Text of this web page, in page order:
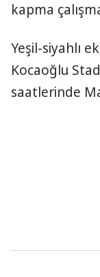
kapma
Yeşil-siyahlı
Kocaoğlu
saatlerinde